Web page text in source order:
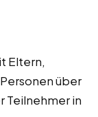
Eltern,
über
Teilnehmer in